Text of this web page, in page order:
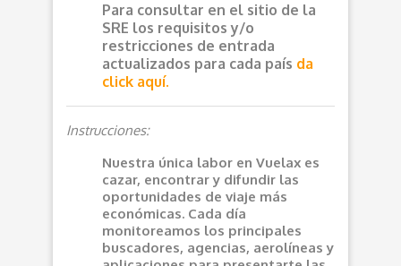
Para consultar en el sitio de la
SRE los requisitos y/o
restricciones de entrada
actualizados para cada país da
click aquí.
Instrucciones:
Nuestra única labor en Vuelax es
cazar, encontrar y difundir las
oportunidades de viaje más
económicas. Cada día
monitoreamos los principales
buscadores, agencias, aerolíneas y